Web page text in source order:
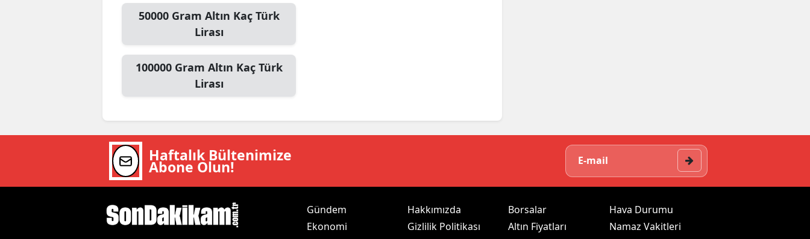
Karabük
Osmaniye
50000 Gram Altın Kaç Türk
Lirası
100000 Gram Altın Kaç Türk
Lirası
Haftalık Bültenimize
Abone Olun!
Gündem
Ekonomi
Hakkımızda
Gizlilik Politikası
Borsalar
Altın Fiyatları
Hava Durumu
Namaz Vakitleri